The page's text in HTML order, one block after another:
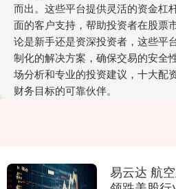
而出。这些平台提供灵活的资金杠
面的客户支持，帮助投资者在股票
论是新手还是资深投资者，这些平
制化的解决方案，确保交易的安全
场分析和专业的投资建议，十大配
财务目标的可靠伙伴。
易云达 航